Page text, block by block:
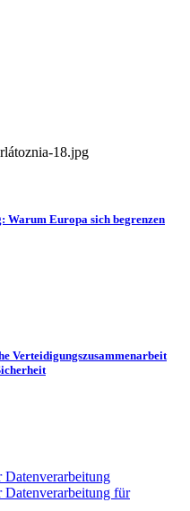
Warum Europa sich begrenzen
Verteidigungszusammenarbeit
für